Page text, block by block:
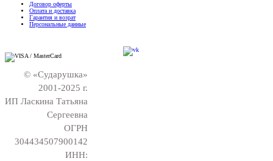
Договор оферты
Оплата и доставка
Гарантия и возрат
Персональные данные
© «Сударушка»
2001-2025 г.
ИП Ласкина Татьяна
Сергеевна
ОГРН
304434507900142
ИНН: